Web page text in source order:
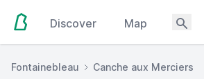
Discover Map
Fontainebleau Canche aux Merciers